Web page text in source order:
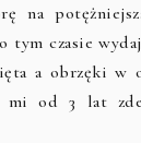
na
tym czasie
a obrzęki w
mi od 3 lat